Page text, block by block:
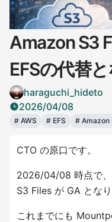
Amazon S3
EFSの代替
haraguchi_hideto
2026/04/08
# AWS # EFS # Amazon
CTO の原口です。
2026/04/08 時点で
S3 Files が GA となり
これまでにも